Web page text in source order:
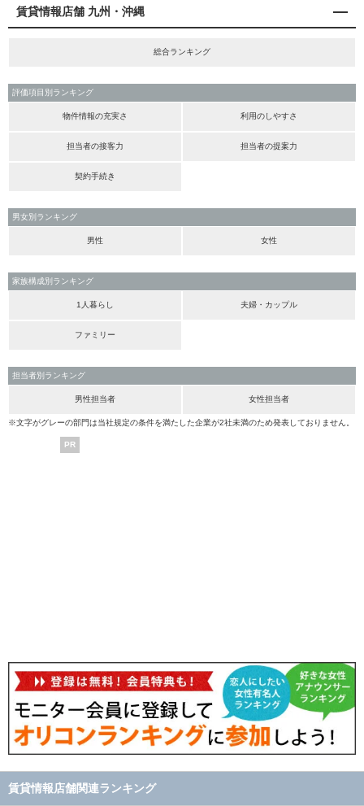
賃貸情報店舗 九州・沖縄
総合ランキング
評価項目別ランキング
物件情報の充実さ 利用のしやすさ
担当者の接客力 担当者の提案力
契約手続き
男女別ランキング
男性 女性
家族構成別ランキング
1人暮らし 夫婦・カップル
ファミリー
担当者別ランキング
男性担当者 女性担当者
※文字がグレーの部門は当社規定の条件を満たした企業が2社未満のため発表しておりません。
PR
賃貸情報店舗関連ランキング